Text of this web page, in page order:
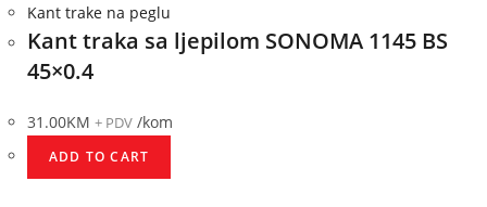
Kant trake na peglu
Kant traka sa ljepilom SONOMA 1145 BS
45×0.4
31.00KM + PDV /kom
ADD TO CART